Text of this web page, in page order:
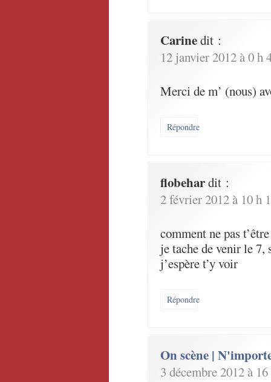
Carinedit :
12 janvier 2012 à 0 h
Merci de m’ (nous)
Répondre
flobehardit :
2 février 2012 à 10 h
comment ne pas
je tache de venir le
j’espère t’y voir
Répondre
On scène |
3 décembre 2012 à